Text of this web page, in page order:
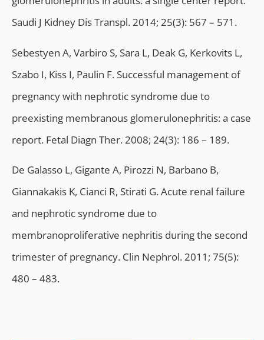
Saudi J Kidney Dis Transpl. 2014; 25(3): 567 – 571.
Sebestyen A, Varbiro S, Sara L, Deak G, Kerkovits L,
Szabo I, Kiss I, Paulin F. Successful management of
pregnancy with nephrotic syndrome due to
preexisting membranous glomerulonephritis: a case
report. Fetal Diagn Ther. 2008; 24(3): 186 – 189.
De Galasso L, Gigante A, Pirozzi N, Barbano B,
Giannakakis K, Cianci R, Stirati G. Acute renal failure
and nephrotic syndrome due to
membranoproliferative nephritis during the second
trimester of pregnancy. Clin Nephrol. 2011; 75(5):
480 – 483.